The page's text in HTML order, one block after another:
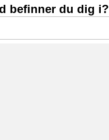
befinner du dig i?